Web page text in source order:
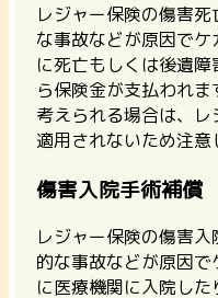
レジャー保険の傷害
な事故などが原因で
に死亡もしくは後遺
ら保険金が支払われま
考えられる場合は、
適用されないため注意
傷害入院手術補償
レジャー保険の傷害
的な事故などが原因
に医療機関に入院し